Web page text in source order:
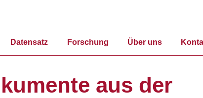
Datensatz Forschung Über uns
aus der